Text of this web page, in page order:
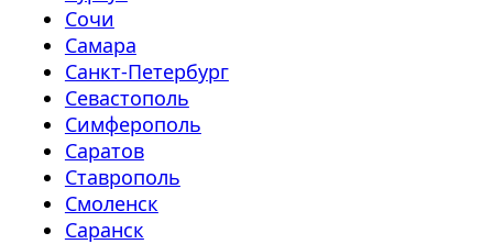
Сочи
Самара
Санкт-Петербург
Севастополь
Симферополь
Саратов
Ставрополь
Смоленск
Саранск